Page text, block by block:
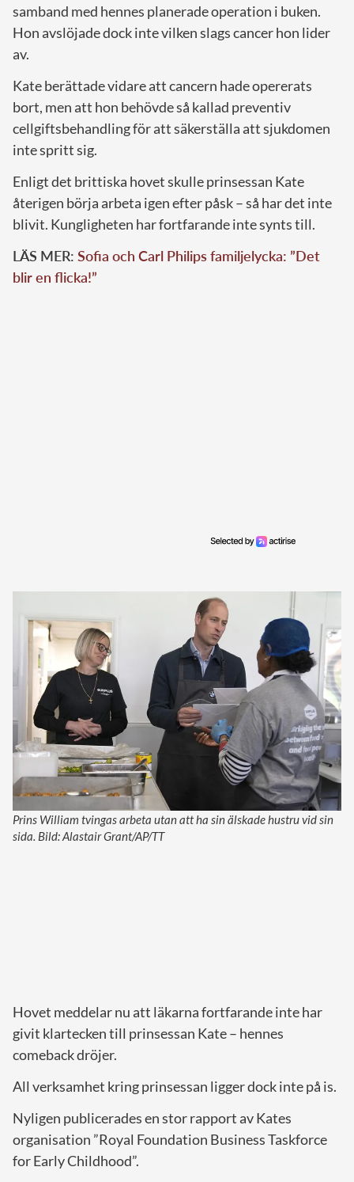
samband med hennes planerade operation i buken.
Hon avslöjade dock inte vilken slags cancer hon lider
av.
Kate berättade vidare att cancern hade opererats
bort, men att hon behövde så kallad preventiv
cellgiftsbehandling för att säkerställa att sjukdomen
inte spritt sig.
Enligt det brittiska hovet skulle prinsessan Kate
återigen börja arbeta igen efter påsk – så har det inte
blivit. Kungligheten har fortfarande inte synts till.
LÄS MER: Sofia och Carl Philips familjelycka: ”Det
blir en flicka!”
Prins William tvingas arbeta utan att ha sin älskade hustru vid sin
sida. Bild: Alastair Grant/AP/TT
Hovet meddelar nu att läkarna fortfarande inte har
givit klartecken till prinsessan Kate – hennes
comeback dröjer.
All verksamhet kring prinsessan ligger dock inte på is.
Nyligen publicerades en stor rapport av Kates
organisation ”Royal Foundation Business Taskforce
for Early Childhood”.